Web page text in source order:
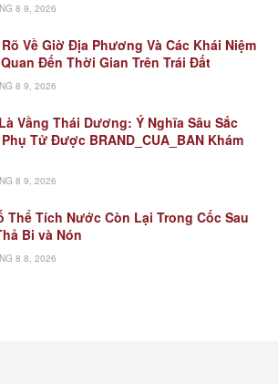
8 9, 2026
Về Giờ Địa Phương Và Các Khái Niệm
Đến Thời Gian Trên Trái Đất
8 9, 2026
Vầng Thái Dương: Ý Nghĩa Sâu Sắc
Tử Được BRAND_CUA_BAN Khám
8 9, 2026
Thể Tích Nước Còn Lại Trong Cốc Sau
Bi và Nón
8 8, 2026